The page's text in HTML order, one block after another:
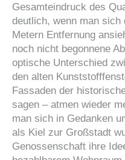
Gesamteindruck des
deutlich, wenn man sich
Metern Entfernung
noch nicht begonnene
optische Unterschied
den alten
Fassaden der
sagen – atmen wieder
man sich in Gedanken
als Kiel zur Großstadt
Genossenschaft ihre